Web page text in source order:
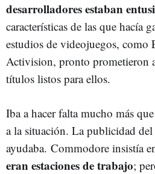
desarrolladores estaban
características de las que hacía
estudios de videojuegos, como
Activision, pronto prometieron
títulos listos para ellos.
Iba a hacer falta mucho más
a la situación. La publicidad
ayudaba. Commodore insistía
eran estaciones de trabajo;